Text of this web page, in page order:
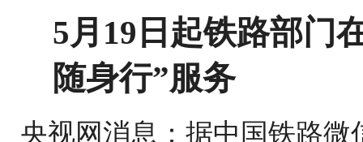
5月19日起铁路部门
随身行”服务
央视网消息：据中国铁路